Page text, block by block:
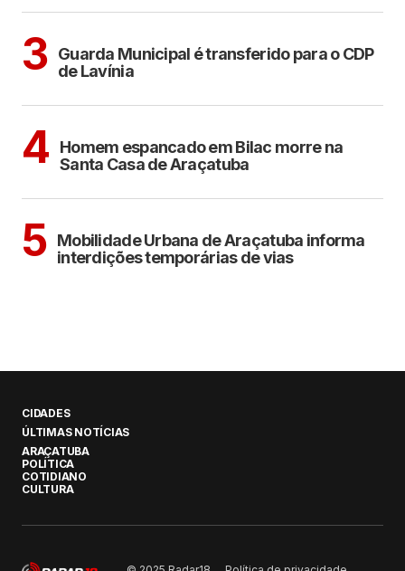
3 Guarda Municipal é transferido para o CDP
de Lavínia
4
Homem espancado em Bilac morre na
Santa Casa de Araçatuba
5 Mobilidade Urbana de Araçatuba informa
interdições temporárias de vias
CIDADES
ÚLTIMAS NOTÍCIAS
ARAÇATUBA
POLÍTICA
COTIDIANO
CULTURA